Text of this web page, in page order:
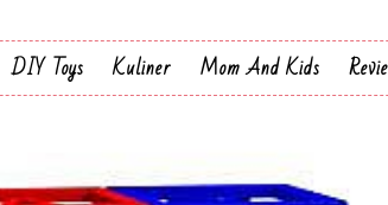
DIY Toys Kuliner Mom And Kids